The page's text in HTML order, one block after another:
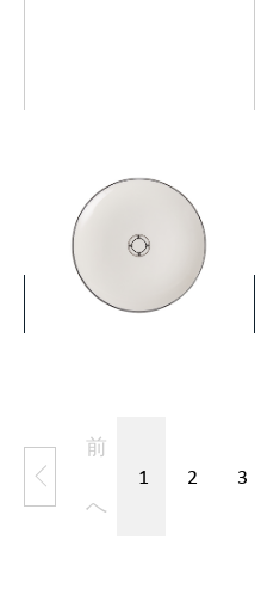
ラファイト クーププレート
￥8,250
詳細を見る
前
へ
1 2 3